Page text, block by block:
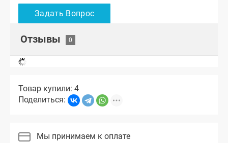
Отзывы
Товар купили: 4
Поделиться:
Мы принимаем к оплате